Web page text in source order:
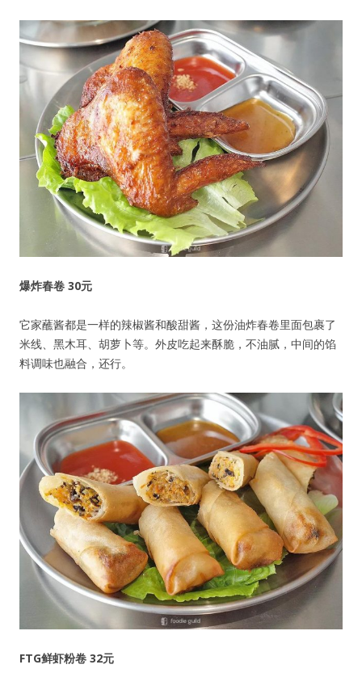
爆炸春卷 30元
它家蘸酱都是一样的辣椒酱和酸甜酱，这份油炸春卷里面包裹了
米线、黑木耳、胡萝卜等。外皮吃起来酥脆，不油腻，中间的馅
料调味也融合，还行。
FTG鲜虾粉卷 32元